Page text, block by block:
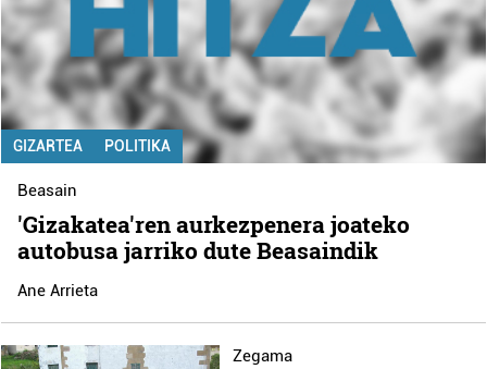
GIZARTEA POLITIKA
Beasain
'Gizakatea'ren aurkezpenera joateko
autobusa jarriko dute Beasaindik
Ane Arrieta
Zegama